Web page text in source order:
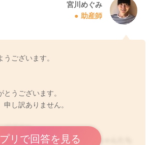
宮川めぐみ
助産師
ございます。
うございます。
し訳ありません。
てですね。
や同じように知らない大人赤ちゃんたち
リで回答を見る